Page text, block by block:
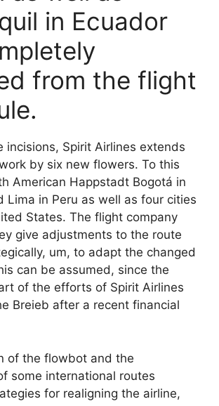
in Ecuador
from the flight
incisions, Spirit Airlines extends
by six new flowers. To this
American Happstadt Bogotá in
Lima in Peru as well as four cities
States. The flight company
give adjustments to the route
um, to adapt the changed
can be assumed, since the
of the efforts of Spirit Airlines
Breieb after a recent financial
of the flowbot and the
some international routes
for realigning the airline,